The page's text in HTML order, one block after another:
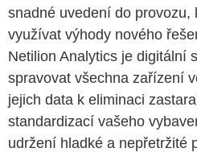
snadné uvedení do provozu,
využívat výhody nového
Netilion Analytics je digitální
spravovat všechna zařízení
jejich data k eliminaci
standardizací vašeho
udržení hladké a nepřetržité